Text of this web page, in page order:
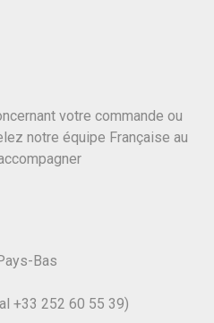
votre commande ou
notre équipe Française au
Bas
+33 252 60 55 39)